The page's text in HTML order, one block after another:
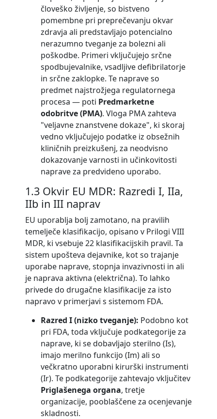
človeško življenje, so bistveno
pomembne pri preprečevanju okvar
zdravja ali predstavljajo potencialno
nerazumno tveganje za bolezni ali
poškodbe. Primeri vključujejo srčne
spodbujevalnike, vsadljive defibrilatorje
in srčne zaklopke. Te naprave so
predmet najstrožjega regulatornega
procesa — poti Predmarketne
odobritve (PMA). Vloga PMA zahteva
"veljavne znanstvene dokaze", ki skoraj
vedno vključujejo podatke iz obsežnih
kliničnih preizkušenj, za neodvisno
dokazovanje varnosti in učinkovitosti
naprave za predvideno uporabo.
1.3 Okvir EU MDR: Razredi I, IIa,
IIb in III naprav
EU uporablja bolj zamotano, na pravilih
temelječe klasifikacijo, opisano v Prilogi VIII
MDR, ki vsebuje 22 klasifikacijskih pravil. Ta
sistem upošteva dejavnike, kot so trajanje
uporabe naprave, stopnja invazivnosti in ali
je naprava aktivna (električna). To lahko
privede do drugačne klasifikacije za isto
napravo v primerjavi s sistemom FDA.
Razred I (nizko tveganje): Podobno kot
pri FDA, toda vključuje podkategorije za
naprave, ki se dobavljajo sterilno (Is),
imajo merilno funkcijo (Im) ali so
večkratno uporabni kirurški instrumenti
(Ir). Te podkategorije zahtevajo vključitev
Priglašenega organa, tretje
organizacije, pooblaščene za ocenjevanje
skladnosti.